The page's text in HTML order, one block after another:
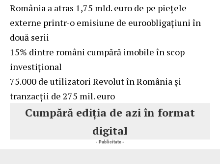
România a atras 1,75 mld. euro de pe piețele
externe printr-o emisiune de euroobligațiuni în
două serii
15% dintre români cumpără imobile în scop
investițional
75.000 de utilizatori Revolut în România și
tranzacții de 275 mil. euro
Cumpără ediția de azi în format
digital
- Publicitate -